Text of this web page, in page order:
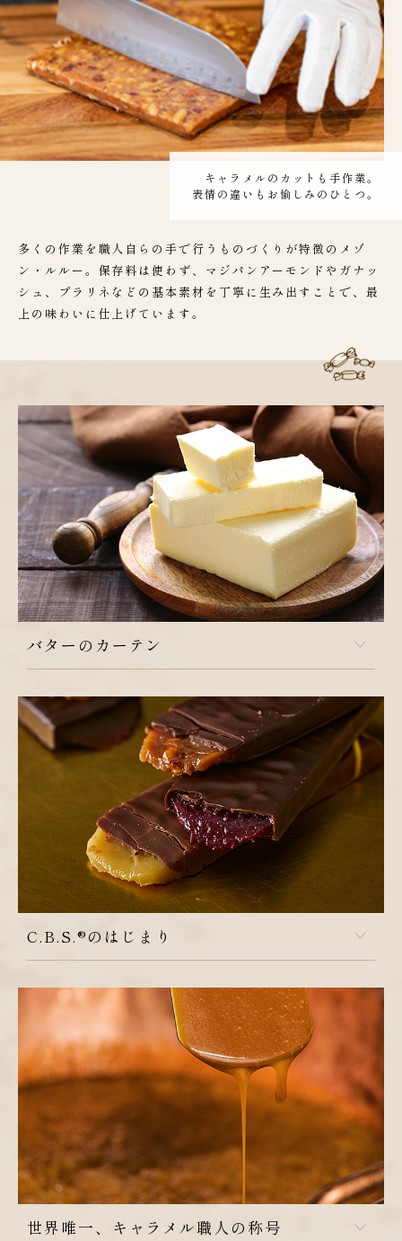
キャラメルのカットも手作業。
表情の違いもお愉しみのひとつ。
多くの作業を職人自らの手で行うものづくりが特徴のメゾ
ン・ルルー。 保存料は使わず、マジパンアーモンドやガナッ
シュ、プラリネなどの基本素材を丁寧に生み出すことで、 最
上の味わいに仕上げています。
バターのカーテン
特徴的な土地です。
この地方は酪農が盛んで、伝統的にバターが作られてきま
した。
とりわけ大西洋に突き出す半島であるブルターニュはその
海洋性を生かし、「有塩バター」が主に作られてきまし
国内の他の地域でもバター作りは行われていましたが、ほ
ぼ全て無塩タイプでした。
これがブルターニュ地方とそのほかの地方には「バターの
カーテンがある」と言われる所以です。
C.B.S.®のはじまり
みたアンリは、塩バターキャラメルに、香ばしさと食感を
生み出すナッツを混ぜてC.B.S.®（キャラメル・ブール・
サレ＝塩バターキャラメル）を考案します。1980年にパ
リで開かれた国際コンフィズリーサロンでこの商品は最優
秀ボンボン賞を獲得し、一躍フランス全土で有名となりま
した。
それまでローカルで楽しまれていた塩バターキャラメルを
一気にスターの座に押し上げた立役者、それがアンリの発
明したキャラメルだったのです。
世界唯一、キャラメル職人の称号